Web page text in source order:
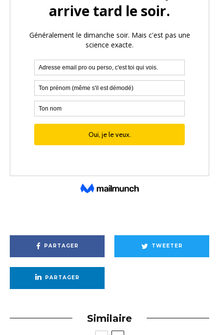
PARTAGER TWEETER
PARTAGER
Similaire